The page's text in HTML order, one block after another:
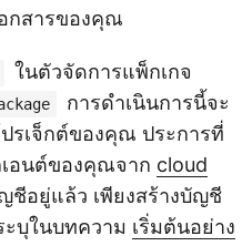
กสารของคุณ
ในตัวจัดการแพ็กเกจ
การดำเนินการนี้จะ
ปรเจ็กต์ของคุณ ประการที่
อนต์ของคุณจาก cloud
อยู่แล้ว เพียงสร้างบัญชี
บุในบทความ เริ่มต้นอย่าง